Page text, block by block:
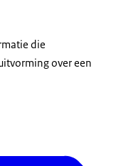
die
over een